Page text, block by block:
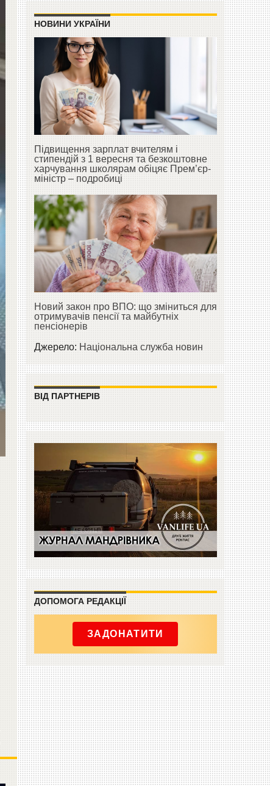
НОВИНИ УКРАЇНИ
Підвищення зарплат вчителям і
стипендій з 1 вересня та безкоштовне
харчування школярам обіцяє Прем’єр-
міністр – подробиці
Новий закон про ВПО: що зміниться для
отримувачів пенсії та майбутніх
пенсіонерів
Джерело:Національна служба новин
ВІД ПАРТНЕРІВ
ДОПОМОГА РЕДАКЦІЇ
ЗАДОНАТИТИ